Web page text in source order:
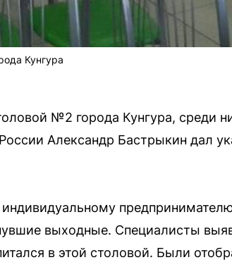
Кунгура
№2 города Кунгура, среди
Александр Бастрыкин дал
выходные. Специалисты
в этой столовой. Были